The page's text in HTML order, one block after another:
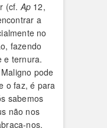
(cf.Ap 12,
a
no
fazendo
e ternura.
pode
o faz, é para
sabemos
não nos
nos,